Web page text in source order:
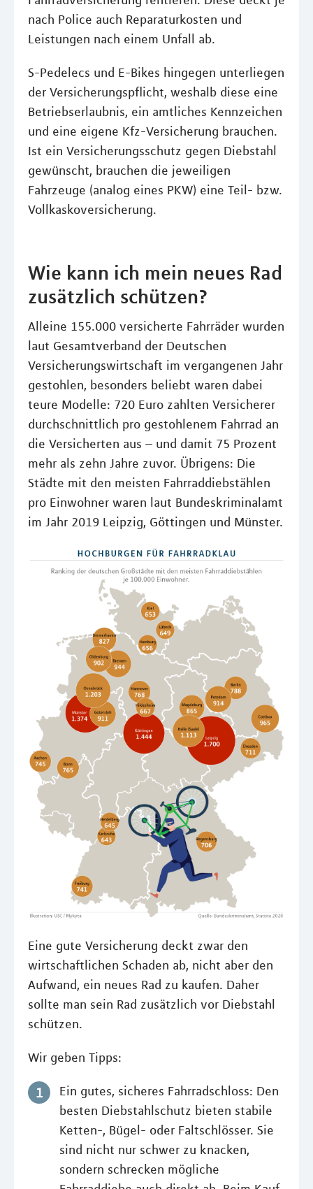
nach Police auch Reparaturkosten und
Leistungen nach einem Unfall ab.
S-Pedelecs und E-Bikes hingegen unterliegen
der Versicherungspflicht, weshalb diese eine
Betriebserlaubnis, ein amtliches Kennzeichen
und eine eigene Kfz-Versicherung brauchen.
Ist ein Versicherungsschutz gegen Diebstahl
gewünscht, brauchen die jeweiligen
Fahrzeuge (analog eines PKW) eine Teil- bzw.
Vollkaskoversicherung.
Wie kann ich mein neues Rad
zusätzlich schützen?
Alleine 155.000 versicherte Fahrräder wurden
laut Gesamtverband der Deutschen
Versicherungswirtschaft im vergangenen Jahr
gestohlen, besonders beliebt waren dabei
teure Modelle: 720 Euro zahlten Versicherer
durchschnittlich pro gestohlenem Fahrrad an
die Versicherten aus – und damit 75 Prozent
mehr als zehn Jahre zuvor. Übrigens: Die
Städte mit den meisten Fahrraddiebstählen
pro Einwohner waren laut Bundeskriminalamt
im Jahr 2019 Leipzig, Göttingen und Münster.
Eine gute Versicherung deckt zwar den
wirtschaftlichen Schaden ab, nicht aber den
Aufwand, ein neues Rad zu kaufen. Daher
sollte man sein Rad zusätzlich vor Diebstahl
schützen.
Wir geben Tipps:
Ein gutes, sicheres Fahrradschloss: Den
besten Diebstahlschutz bieten stabile
Ketten-, Bügel- oder Faltschlösser. Sie
sind nicht nur schwer zu knacken,
sondern schrecken mögliche